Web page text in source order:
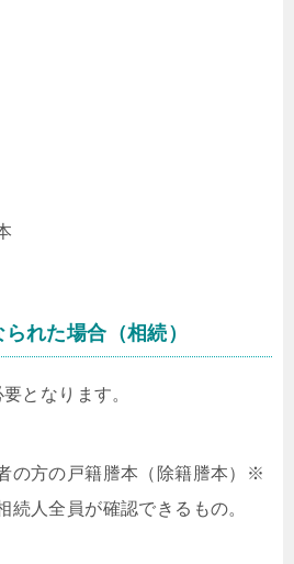
れた場合（相続）
となります。
の方の戸籍謄本（除籍謄本）※
続人全員が確認できるもの。